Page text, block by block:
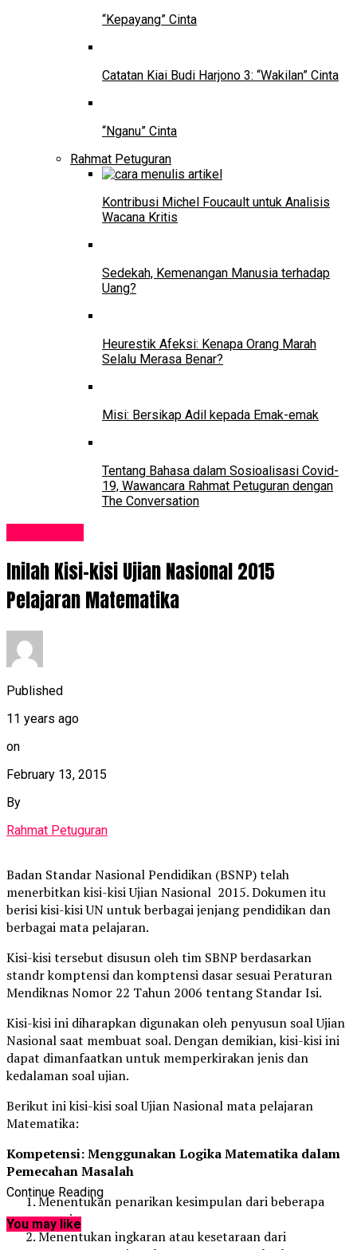
“Kepayang” Cinta
Catatan Kiai Budi Harjono 3: “Wakilan” Cinta
“Nganu” Cinta
Rahmat Petuguran
Kontribusi Michel Foucault untuk Analisis
Wacana Kritis
Sedekah, Kemenangan Manusia terhadap
Uang?
Heurestik Afeksi: Kenapa Orang Marah
Selalu Merasa Benar?
Misi: Bersikap Adil kepada Emak-emak
Tentang Bahasa dalam Sosioalisasi Covid-
19, Wawancara Rahmat Petuguran dengan
The Conversation
Inilah Kisi-kisi Ujian Nasional 2015
Pelajaran Matematika
Published
11 years ago
on
February 13, 2015
By
Rahmat Petuguran
Badan Standar Nasional Pendidikan (BSNP) telah
menerbitkan kisi-kisi Ujian Nasional 2015. Dokumen itu
berisi kisi-kisi UN untuk berbagai jenjang pendidikan dan
berbagai mata pelajaran.
Kisi-kisi tersebut disusun oleh tim SBNP berdasarkan
standr komptensi dan komptensi dasar sesuai Peraturan
Mendiknas Nomor 22 Tahun 2006 tentang Standar Isi.
Kisi-kisi ini diharapkan digunakan oleh penyusun soal Ujian
Nasional saat membuat soal. Dengan demikian, kisi-kisi ini
dapat dimanfaatkan untuk memperkirakan jenis dan
kedalaman soal ujian.
Berikut ini kisi-kisi soal Ujian Nasional mata pelajaran
Matematika:
Kompetensi: Menggunakan Logika Matematika dalam
Pemecahan Masalah
Menentukan penarikan kesimpulan dari beberapa
premis.
Menentukan ingkaran atau kesetaraan dari
Continue Reading
You may like